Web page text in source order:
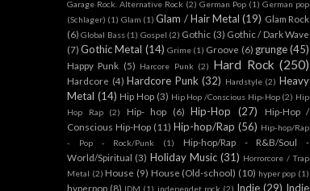
Garage Rock. Alternative Rock (2) German Pop (1) German pop
(Schlager) (1) Glam (1) Glam / Hair Metal (19) Glam Rock
(6) Global Bass (1) Gospel (2) Gothic (3) Gothic / Dark Wave
(7) Gothic Metal (14) Grime (1) Groove (6) grunge (45)
Happy Punk (5) Harcore Punk (2) Hard Rock (250)
Hardcore (4) Hardcore Punk (32) Hardstyle (2) Heavy
Metal (14) Hip Hop (3) Hip Hop /Conscious Hip-Hop (2) Hip
Hop Rap
(2) Hip- hop (6) Hip-Hop (27)
Hip-Hop /
Conscious Hip-Hop (11) Hip-hop/Rap (56) Hip-hop/Rap
- Pop - Rock/Punk
(1)
Hip-hop/Rap - R&B/Soul -
World/Spiritual (3) Holiday Music (31) Horrorcore / Trap
Metal (2) House (9) House (Old-school) (10) hyper pop (1)
hyperpop (8) IDM (1) independet rock (2) Indie (29) Indie